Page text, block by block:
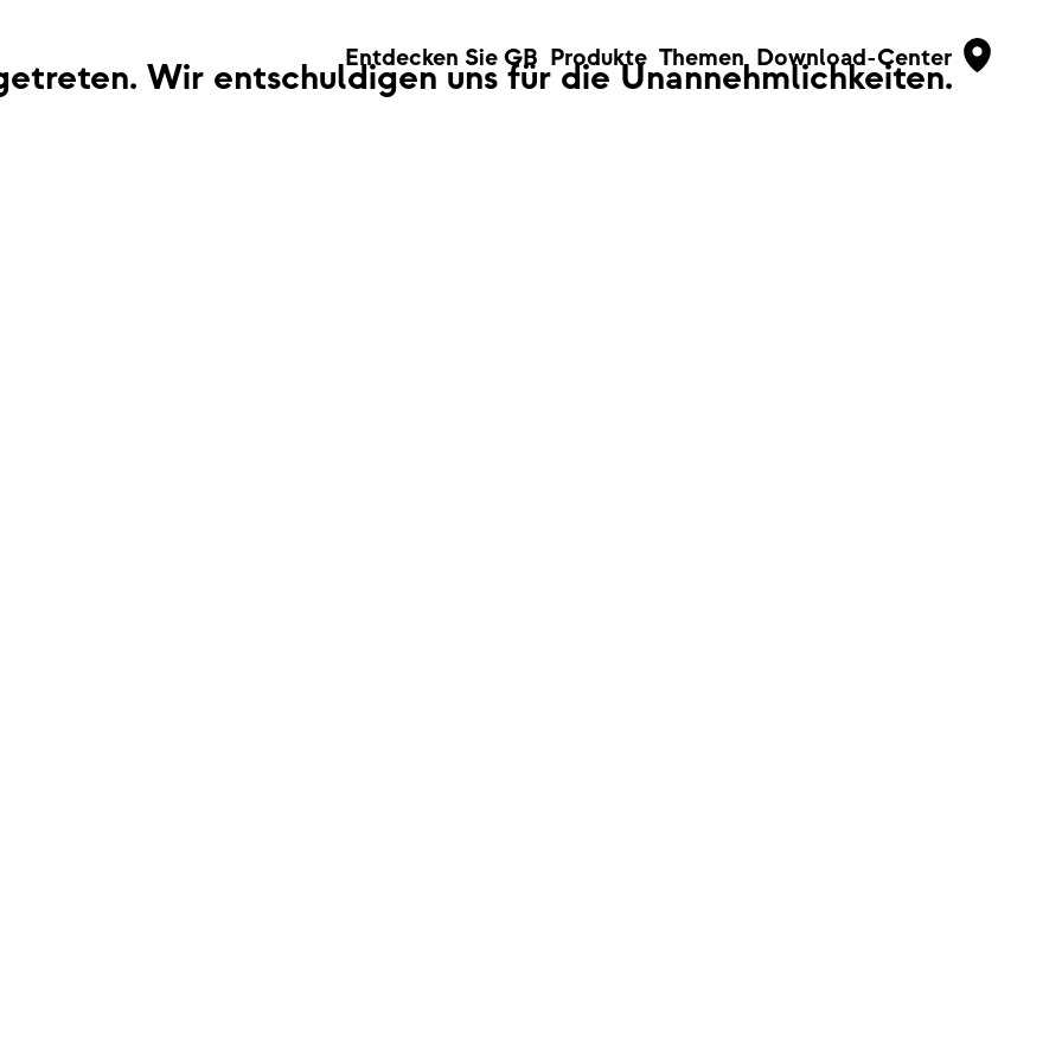
Entdecken Sie GB Produkte Themen Download-Center
Wir entschuldigen uns für die Unannehmlichkeiten.